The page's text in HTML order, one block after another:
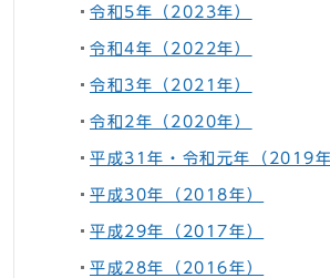
令和5年（2023年）
令和4年（2022年）
令和3年（2021年）
令和2年（2020年）
平成31年・令和元年（2019年
平成30年（2018年）
平成29年（2017年）
平成28年（2016年）